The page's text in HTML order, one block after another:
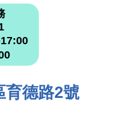
育德路2號